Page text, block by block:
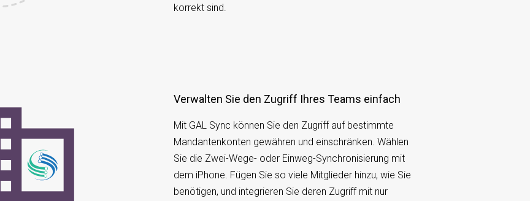
korrekt sind.
Verwalten Sie den Zugriff Ihres Teams einfach
Mit GAL Sync können Sie den Zugriff auf bestimmte
Mandantenkonten gewähren und einschränken. Wählen
Sie die Zwei-Wege- oder Einweg-Synchronisierung mit
dem iPhone. Fügen Sie so viele Mitglieder hinzu, wie Sie
benötigen, und integrieren Sie deren Zugriff mit nur